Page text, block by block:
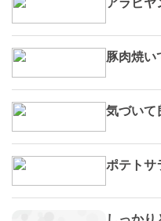
豚肉焼い
気づいて
ポテトサ